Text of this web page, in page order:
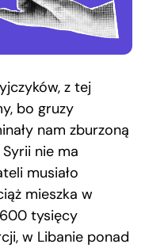
z tej
bo gruzy
nam zburzoną
nie ma
musiało
mieszka w
tysięcy
w Libanie ponad